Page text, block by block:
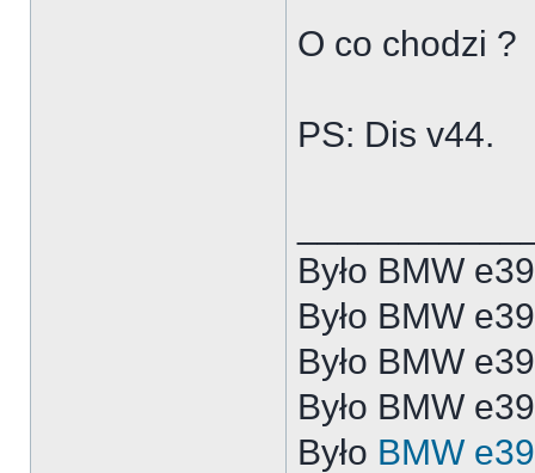
O co chodzi ?
PS: Dis v44.
Było BMW
Było BMW
Było BMW
Było BMW
Było BMW